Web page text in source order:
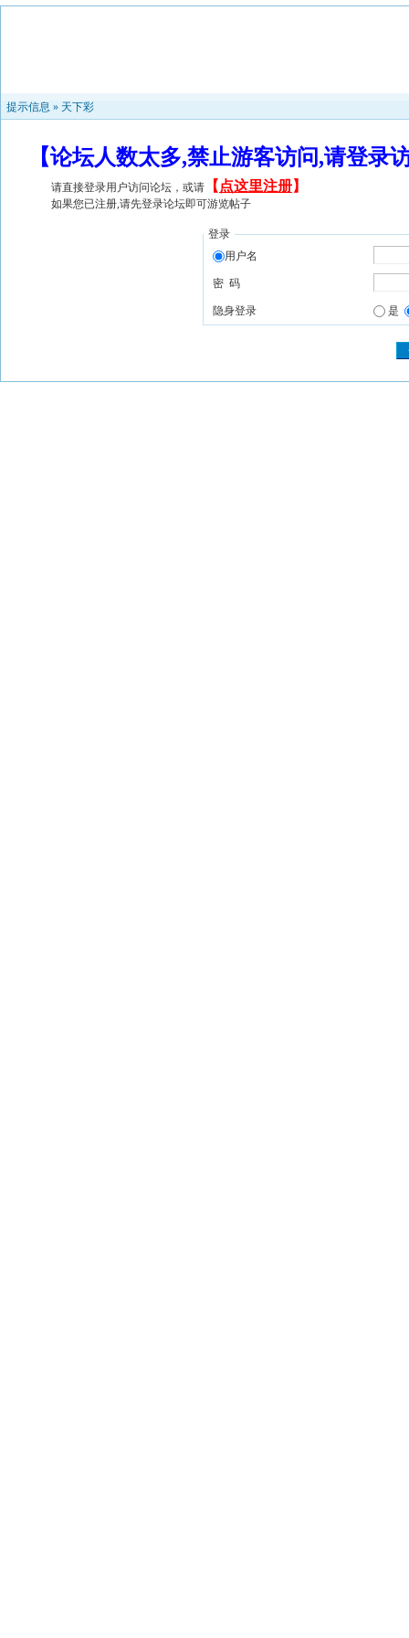
提示信息 » 天下彩
【论坛人数太多,禁止游客访问,请登
请直接登录用户访问论坛，或请 【 点这里注册】
如果您已注册,请先登录论坛即可游览帖子
登录
用户名
密 码
隐身登录 是